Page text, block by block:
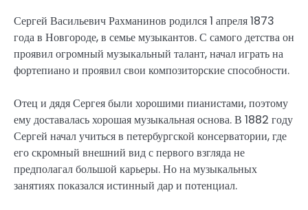
Сергей Васильевич Рахманинов родился 1 апреля 1873
года в Новгороде, в семье музыкантов. С самого детства он
проявил огромный музыкальный талант, начал играть на
фортепиано и проявил свои композиторские способности.
Отец и дядя Сергея были хорошими пианистами, поэтому
ему доставалась хорошая музыкальная основа. В 1882 году
Сергей начал учиться в петербургской консерватории, где
его скромный внешний вид с первого взгляда не
предполагал большой карьеры. Но на музыкальных
занятиях показался истинный дар и потенциал.